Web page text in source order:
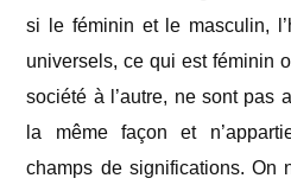
si le féminin et le masculin,
universels, ce qui est féminin
société à l’autre, ne sont pas
la même façon et
champs de significations. On